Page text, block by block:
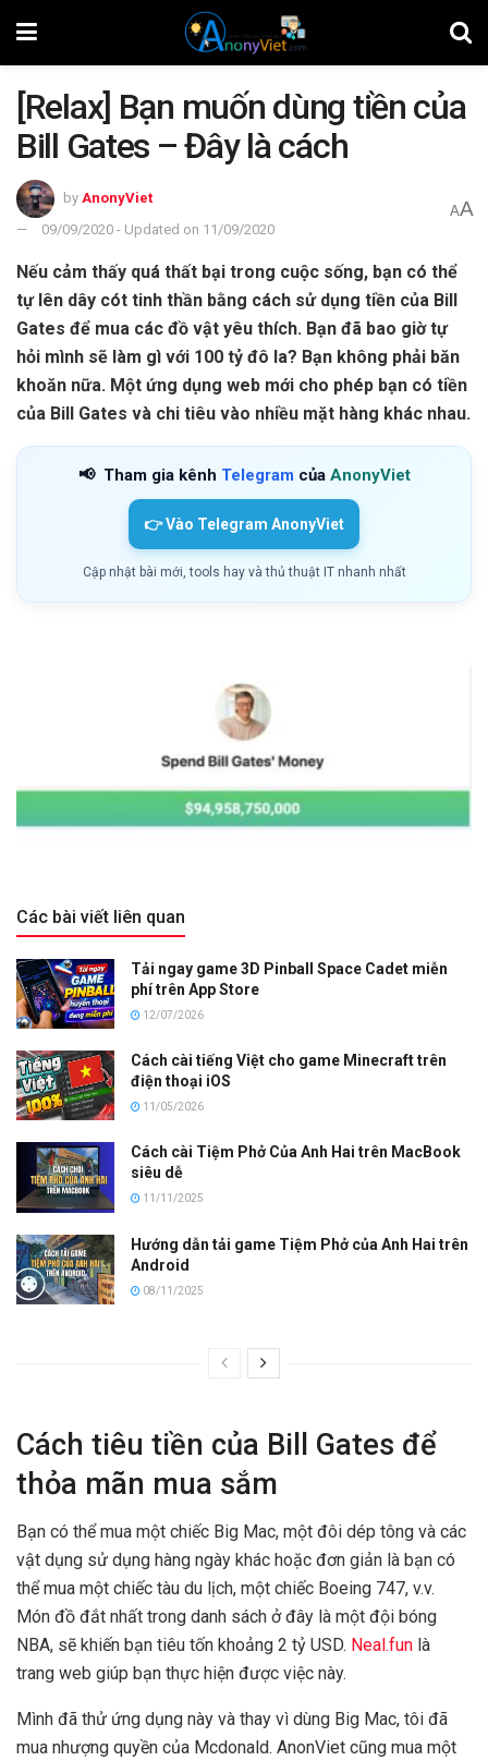
[Relax] Bạn muốn dùng tiền của
Bill Gates – Đây là cách
by AnonyViet
09/09/2020 - Updated on 11/09/2020
AA
Nếu cảm thấy quá thất bại trong cuộc sống, bạn có thể
tự lên dây cót tinh thần bằng cách sử dụng tiền của Bill
Gates để mua các đồ vật yêu thích. Bạn đã bao giờ tự
hỏi mình sẽ làm gì với 100 tỷ đô la? Bạn không phải băn
khoăn nữa. Một ứng dụng web mới cho phép bạn có tiền
của Bill Gates và chi tiêu vào nhiều mặt hàng khác nhau.
📢 Tham gia kênh Telegram của AnonyViet
👉 Vào Telegram AnonyViet
Cập nhật bài mới, tools hay và thủ thuật IT nhanh nhất
Các bài viết liên quan
Tải ngay game 3D Pinball Space Cadet miễn
phí trên App Store
12/07/2026
Cách cài tiếng Việt cho game Minecraft trên
điện thoại iOS
11/05/2026
Cách cài Tiệm Phở Của Anh Hai trên MacBook
siêu dễ
11/11/2025
Hướng dẫn tải game Tiệm Phở của Anh Hai trên
Android
08/11/2025
Cách tiêu tiền của Bill Gates để
thỏa mãn mua sắm
Bạn có thể mua một chiếc Big Mac, một đôi dép tông và các
vật dụng sử dụng hàng ngày khác hoặc đơn giản là bạn có
thể mua một chiếc tàu du lịch, một chiếc Boeing 747, v.v.
Món đồ đắt nhất trong danh sách ở đây là một đội bóng
NBA, sẽ khiến bạn tiêu tốn khoảng 2 tỷ USD. Neal.fun là
trang web giúp bạn thực hiện được việc này.
Mình đã thử ứng dụng này và thay vì dùng Big Mac, tôi đã
mua nhượng quyền của Mcdonald. AnonViet cũng mua một